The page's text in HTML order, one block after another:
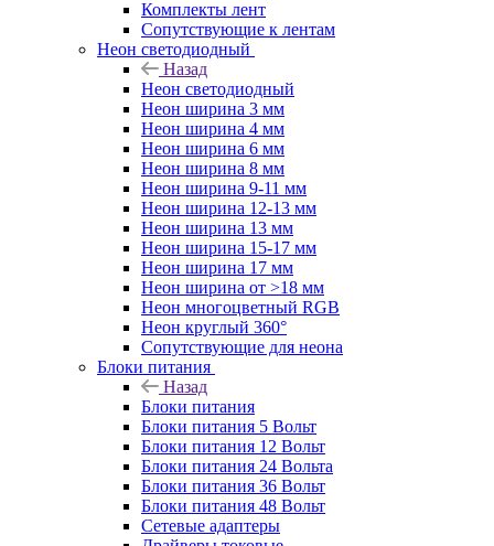
Комплекты лент
Сопутствующие к лентам
Неон светодиодный
Назад
Неон светодиодный
Неон ширина 3 мм
Неон ширина 4 мм
Неон ширина 6 мм
Неон ширина 8 мм
Неон ширина 9-11 мм
Неон ширина 12-13 мм
Неон ширина 13 мм
Неон ширина 15-17 мм
Неон ширина 17 мм
Неон ширина от >18 мм
Неон многоцветный RGB
Неон круглый 360°
Сопутствующие для неона
Блоки питания
Назад
Блоки питания
Блоки питания 5 Вольт
Блоки питания 12 Вольт
Блоки питания 24 Вольта
Блоки питания 36 Вольт
Блоки питания 48 Вольт
Сетевые адаптеры